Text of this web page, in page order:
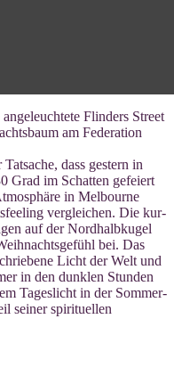
Flin­ders Street
am Fede­ra­ti­on
dass ges­tern in
Grad im Schat­ten gefei­ert
in Mel­bourne
ver­glei­chen. Die kur­
auf der Nord­halb­ku­gel
bei. Das
Licht der Welt und
in den dunk­len Stun­den
Tages­licht in der Som­mer­
sei­ner spi­ri­tu­el­len